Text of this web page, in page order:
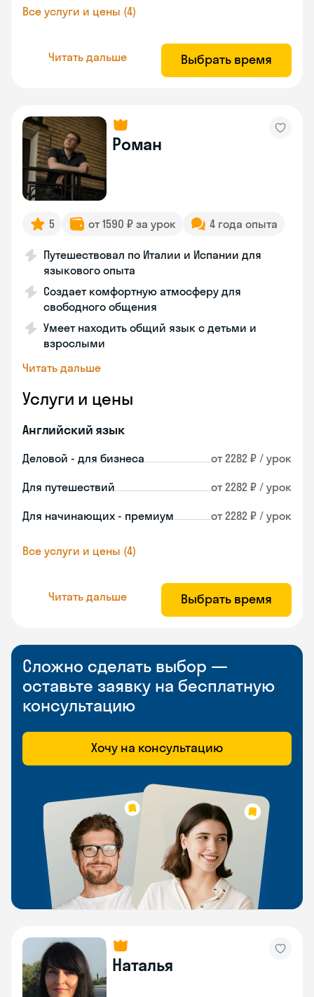
Все услуги и цены (4)
Читать дальше Выбрать время
Роман
5 от 1590 ₽ за урок 4 года опыта
Путешествовал по Италии и Испании для
языкового опыта
Создает комфортную атмосферу для
свободного общения
Умеет находить общий язык с детьми и
взрослыми
Читать дальше
Услуги и цены
Английский язык
Деловой - для бизнеса от 2282 ₽ / урок
Для путешествий от 2282 ₽ / урок
Для начинающих - премиум от 2282 ₽ / урок
Все услуги и цены (4)
Читать дальше Выбрать время
Сложно сделать выбор —
оставьте заявку на бесплатную
консультацию
Хочу на консультацию
Наталья